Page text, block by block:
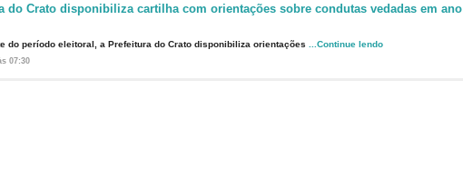
do Crato disponibiliza cartilha com orientações sobre condutas vedadas em ano
do período eleitoral, a Prefeitura do Crato disponibiliza orientações ...Continue lendo
07:30